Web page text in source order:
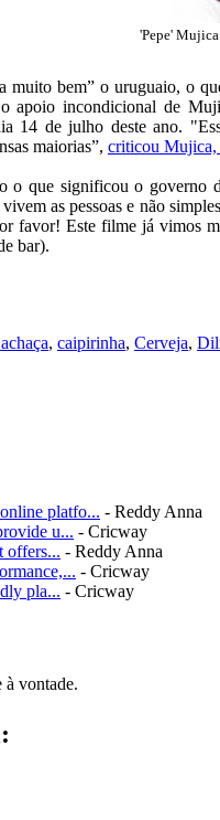
'Pepe' Mujica
muito bem” o uruguaio, o
o apoio incondicional de
14 de julho deste ano.
maiorias”, criticou Mujica,
o que significou o
as pessoas e não
favor! Este filme já vimos
bar).
, caipirinha, Cerveja,
platfo... - Reddy Anna
u... - Cricway
offers... - Reddy Anna
- Cricway
pla... - Cricway
à vontade.